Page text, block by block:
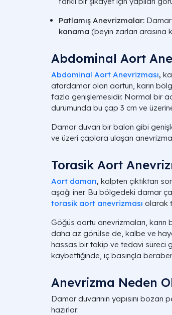
Patlamış Anevrizmalar: Damar
kanama (beyin zarları arasına
Abdominal Aort
Abdominal Aort Anevrizması,
atardamar olan aortun, karın
fazla genişlemesidir. Normal bir
durumunda bu çap 3 cm ve
Damar duvarı bir balon gibi
ve üzeri çaplara ulaşan
Torasik Aort
Aort damarı, kalpten çıktıktan
aşağı iner. Bu bölgedeki damar
torasik aort anevrizması olarak
Göğüs aortu anevrizmaları,
daha az görülse de, kalbe ve
hassas bir takip ve tedavi süreci
kaybettiğinde, iç basınçla beraber
Anevrizma Neden
Damar duvarının yapısını
hazırlar: